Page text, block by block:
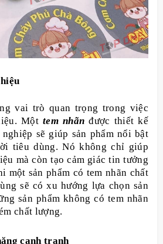
vai trò quan trọng trong việc
Một tem nhãn được thiết kế
sẽ giúp sản phẩm nổi bật
tiêu dùng. Nó không chỉ giúp
mà còn tạo cảm giác tin tưởng
một sản phẩm có tem nhãn chất
sẽ có xu hướng lựa chọn sản
sản phẩm không có tem nhãn
chất lượng.
cạnh tranh